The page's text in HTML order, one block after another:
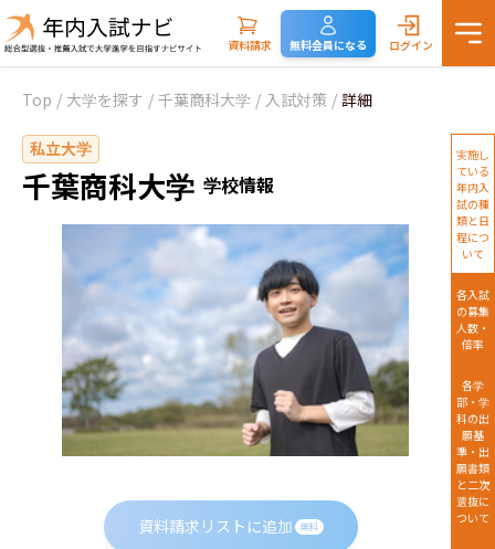
資料請求 無料会員になる ログイン
Top / 大学を探す / 千葉商科大学 / 入試対策 / 詳細
私立大学
千葉商科大学 学校情報
資料請求リストに追加 無料
実施し
ている
年内入
試の種
類と日
程につ
いて
各入試
の募集
人数・
倍率
各学
部・学
科の出
願基
準・出
願書類
と二次
選抜に
ついて